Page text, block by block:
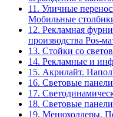
11. Уличные
Мобильные
12. Рекламная
производства Pos-
13. Стойки со
14. Рекламные и
15. Акрилайт.
16. Световые
17.
18. Световые
19. Менюхолдеры.